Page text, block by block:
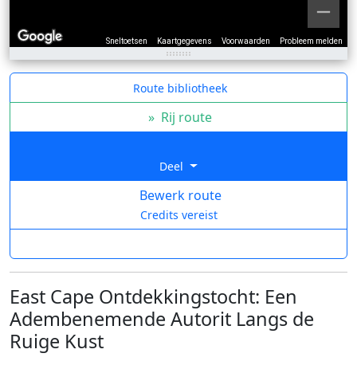
Sneltoetsen Kaartgegevens Voorwaarden Probleem melden
Route bibliotheek
» Rij route
Deel
Bewerk route
Credits vereist
East Cape Ontdekkingstocht: Een
Adembenemende Autorit Langs de
Ruige Kust